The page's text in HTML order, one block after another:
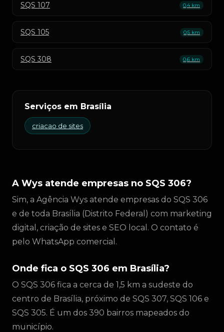
SQS 107 0,4 km
SQS 105 0,5 km
SQS 308 0,6 km
Serviços em Brasília
criacao de sites
A Wys atende empresas no SQS 306?
Sim, a Agência Wys atende empresas do SQS 306
e de toda Brasília (Distrito Federal) com marketing
digital, criação de sites e SEO local. O contato é
pelo WhatsApp comercial.
Onde fica o SQS 306 em Brasília?
O SQS 306 fica a cerca de 1,5 km a sudeste do
centro de Brasília, próximo de SQS 307, SQS 106 e
SQS 305. É um dos 390 bairros mapeados do
município.